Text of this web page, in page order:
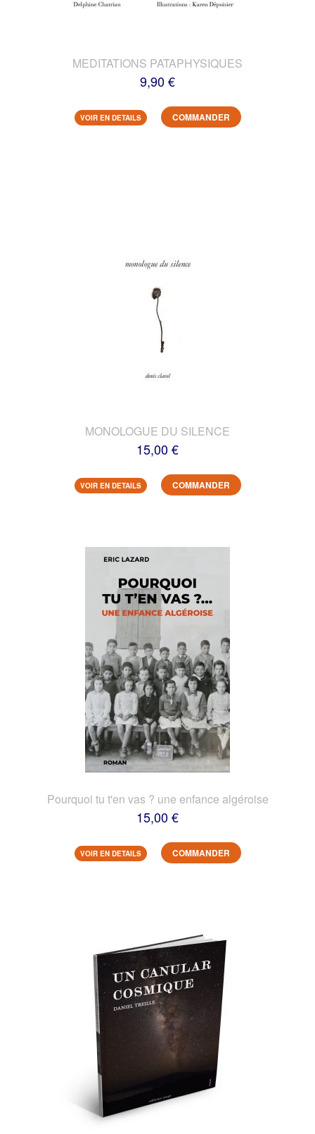
MEDITATIONS PATAPHYSIQUES
9,90 €
VOIR EN DETAILS COMMANDER
MONOLOGUE DU SILENCE
15,00 €
VOIR EN DETAILS COMMANDER
Pourquoi tu t'en vas ? une enfance algéroise
15,00 €
VOIR EN DETAILS COMMANDER